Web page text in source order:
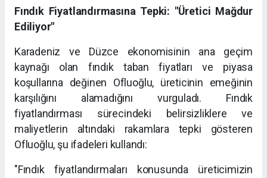
Fındık Fiyatlandırmasına Tepki: "Üretici Mağdur
Ediliyor"
Karadeniz ve Düzce ekonomisinin ana geçim
kaynağı olan fındık taban fiyatları ve piyasa
koşullarına değinen Ofluoğlu, üreticinin emeğinin
karşılığını alamadığını vurguladı. Fındık
fiyatlandırması sürecindeki belirsizliklere ve
maliyetlerin altındaki rakamlara tepki gösteren
Ofluoğlu, şu ifadeleri kullandı:
"Fındık fiyatlandırmaları konusunda üreticimizin